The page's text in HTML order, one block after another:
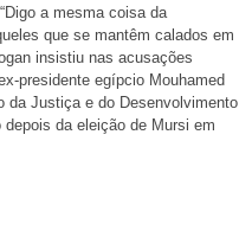
a mesma coisa da
que se mantêm calados em
insistiu nas acusações
presidente egípcio Mouhamed
da Justiça e do Desenvolvimento
da eleição de Mursi em